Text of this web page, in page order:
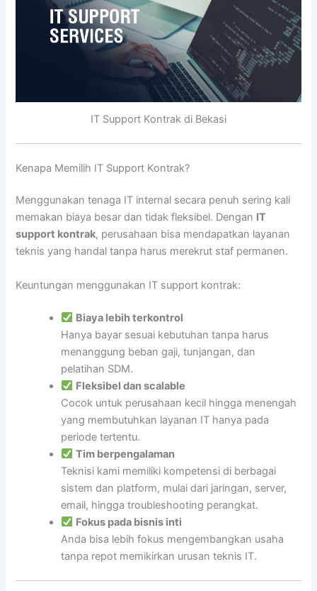
IT Support Kontrak di Bekasi
Kenapa Memilih IT Support Kontrak?
Menggunakan tenaga IT internal secara penuh sering kali
memakan biaya besar dan tidak fleksibel. Dengan IT
support kontrak, perusahaan bisa mendapatkan layanan
teknis yang handal tanpa harus merekrut staf permanen.
Keuntungan menggunakan IT support kontrak:
Biaya lebih terkontrol
Hanya bayar sesuai kebutuhan tanpa harus
menanggung beban gaji, tunjangan, dan
pelatihan SDM.
Fleksibel dan scalable
Cocok untuk perusahaan kecil hingga menengah
yang membutuhkan layanan IT hanya pada
periode tertentu.
Tim berpengalaman
Teknisi kami memiliki kompetensi di berbagai
sistem dan platform, mulai dari jaringan, server,
email, hingga troubleshooting perangkat.
Fokus pada bisnis inti
Anda bisa lebih fokus mengembangkan usaha
tanpa repot memikirkan urusan teknis IT.